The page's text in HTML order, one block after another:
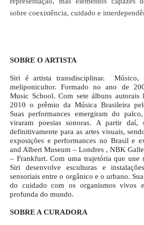
sobre coexistência, cuidado e
SOBRE O ARTISTA
Siri é artista transdisciplinar. Músico,
meliponicultor. Formado no ano de
Music School. Com sete álbuns autorais
2010 o prêmio da Música Brasileira
Suas performances emergiram do
viraram poesias sonoras. A partir daí,
definitivamente para as artes visuais,
exposições e performances no Brasil e
and Albert Museum – Londres , NBK
– Frankfurt. Com uma trajetória que une
Siri desenvolve esculturas e
sensoriais entre o orgânico e o urbano.
do cuidado com os organismos vivos
profunda do mundo.
SOBRE A CURADORA